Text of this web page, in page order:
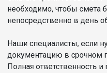
необходимо, чтобы смета
непосредственно в день
Наши специалисты, если
документацию в срочном
Полная ответственность